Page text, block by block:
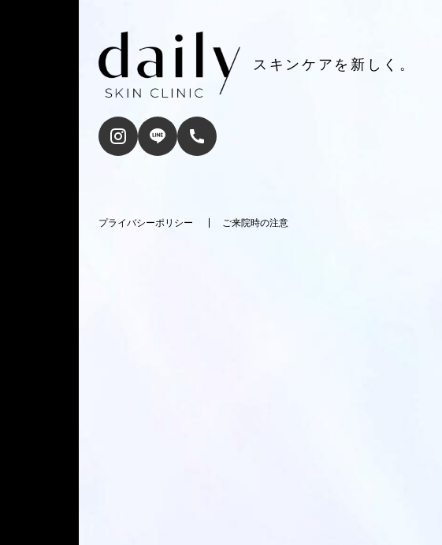
スキンケアを新しく。
プライバシーポリシー ご来院時の注意